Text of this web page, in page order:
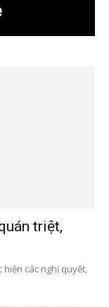
triệt,
các nghị quyết,